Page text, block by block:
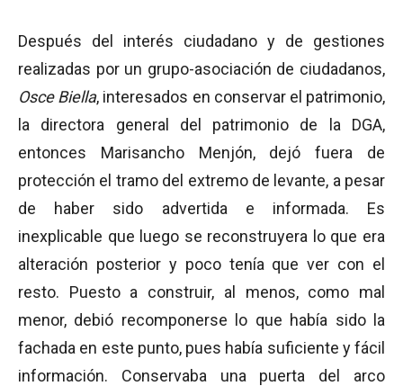
Después del interés ciudadano y de gestiones
realizadas por un grupo-asociación de ciudadanos,
Osce Biella, interesados en conservar el patrimonio,
la directora general del patrimonio de la DGA,
entonces Marisancho Menjón, dejó fuera de
protección el tramo del extremo de levante, a pesar
de haber sido advertida e informada. Es
inexplicable que luego se reconstruyera lo que era
alteración posterior y poco tenía que ver con el
resto. Puesto a construir, al menos, como mal
menor, debió recomponerse lo que había sido la
fachada en este punto, pues había suficiente y fácil
información. Conservaba una puerta del arco